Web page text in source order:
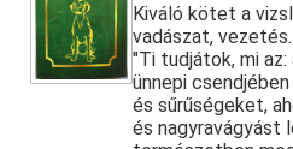
Kiváló kötet a
vadászat, vezetés.
"Ti tudjátok, mi
ünnepi
és sűrűségeket,
és nagyravágyást